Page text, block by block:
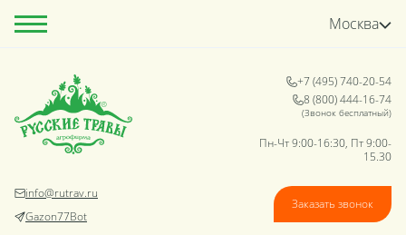
Москва
info@rutrav.ru
Gazon77Bot
+7 (495) 740-20-54
8 (800) 444-16-74
(Звонок бесплатный)
Пн-Чт 9:00-16:30, Пт 9:00-
15.30
Заказать звонок